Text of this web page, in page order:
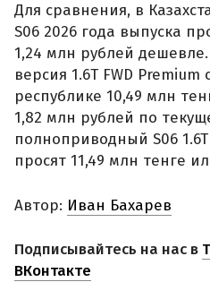
Для сравнения, в
S06 2026 года выпуска
1,24 млн рублей
версия 1.6T FWD Premium
республике 10,49 млн
1,82 млн рублей по
полноприводный S06
просят 11,49 млн тенге
Автор: Иван Бахарев
Подписывайтесь на нас в
ВКонтакте